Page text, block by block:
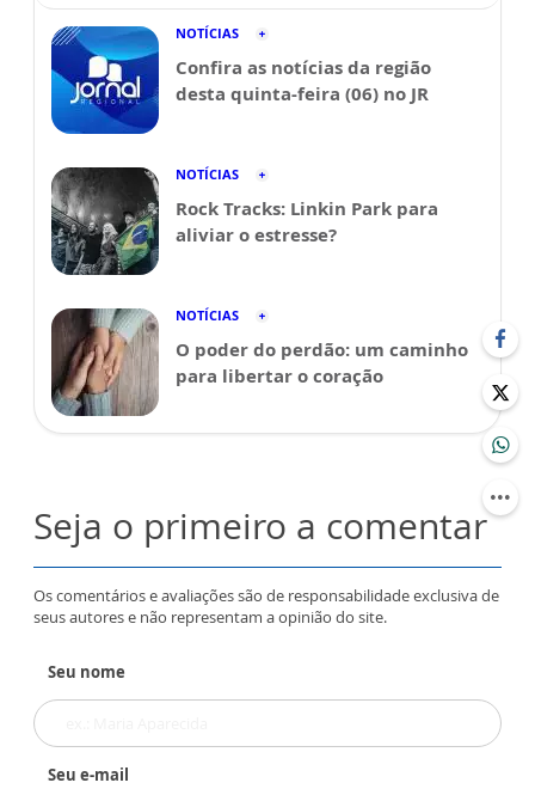
NOTÍCIAS
Confira as notícias da região
desta quinta-feira (06) no JR
NOTÍCIAS
Rock Tracks: Linkin Park para
aliviar o estresse?
NOTÍCIAS
O poder do perdão: um caminho
para libertar o coração
Seja o primeiro a comentar
Os comentários e avaliações são de responsabilidade exclusiva de
seus autores e não representam a opinião do site.
Seu nome
Seu e-mail